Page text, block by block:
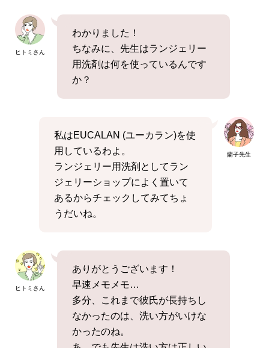
ヒトミさん
わかりました！
ちなみに、先生はランジェリー
用洗剤は何を使っているんです
か？
蘭子先生
私はEUCALAN (ユーカラン)を使
用しているわよ。
ランジェリー用洗剤としてラン
ジェリーショップによく置いて
あるからチェックしてみてちょ
うだいね。
ヒトミさん
ありがとうございます！
早速メモメモ…
多分、これまで彼氏が長持ちし
なかったのは、洗い方がいけな
かったのね。